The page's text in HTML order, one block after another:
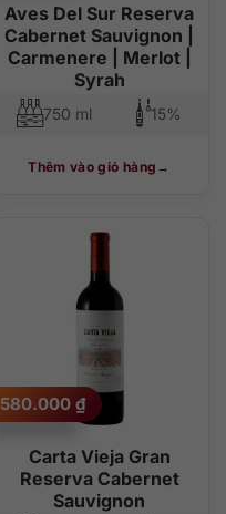
Aves Del Sur Reserva
Cabernet Sauvignon |
Carmenere | Merlot |
Syrah
750 ml 15%
Thêm vào giỏ hàng
Carta Vieja Gran
Reserva Cabernet
Sauvignon
580.000 ₫